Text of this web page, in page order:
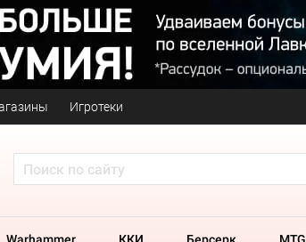
Игротеки